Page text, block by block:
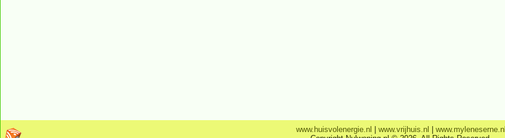
www.huisvolenergie.nl www.vrijhuis.nl
www.myleneserne.nl